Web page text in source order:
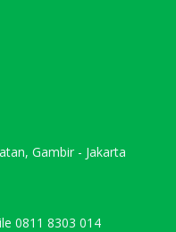
Gambir - Jakarta
0811 8303 014